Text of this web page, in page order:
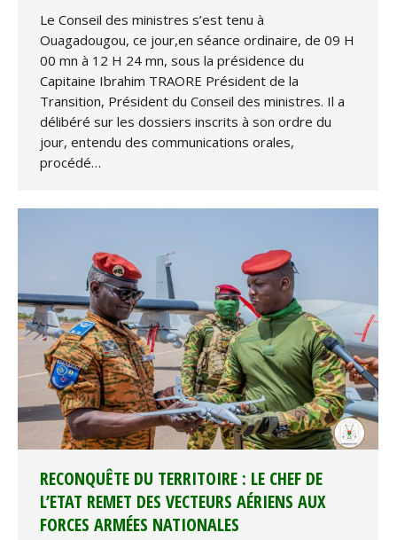
Le Conseil des ministres s’est tenu à
Ouagadougou, ce jour,en séance ordinaire, de 09 H
00 mn à 12 H 24 mn, sous la présidence du
Capitaine Ibrahim TRAORE Président de la
Transition, Président du Conseil des ministres. Il a
délibéré sur les dossiers inscrits à son ordre du
jour, entendu des communications orales,
procédé…
RECONQUÊTE DU TERRITOIRE : LE CHEF DE
L’ETAT REMET DES VECTEURS AÉRIENS AUX
FORCES ARMÉES NATIONALES